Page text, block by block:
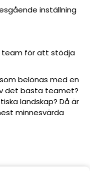
inställning
team för att stödja
belönas med en
det bästa teamet?
landskap? Då är
minnesvärda